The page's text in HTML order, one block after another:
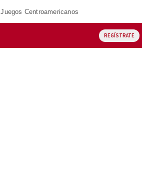
Juegos Centroamericanos
REGÍSTRATE